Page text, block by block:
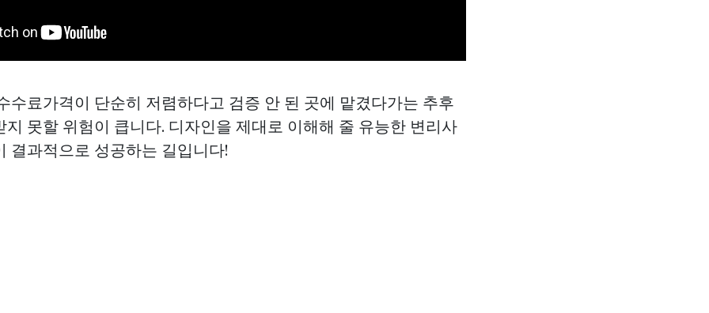
수료가격이 단순히 저렴하다고 검증 안 된 곳에 맡겼다가는 추후
지 못할 위험이 큽니다. 디자인을 제대로 이해해 줄 유능한 변리사
결과적으로 성공하는 길입니다!